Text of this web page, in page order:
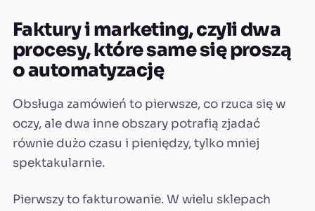
Faktury i marketing, czyli dwa
procesy, które same się proszą
o automatyzację
Obsługa zamówień to pierwsze, co rzuca się w
oczy, ale dwa inne obszary potrafią zjadać
równie dużo czasu i pieniędzy, tylko mniej
spektakularnie.
Pierwszy to fakturowanie. W wielu sklepach